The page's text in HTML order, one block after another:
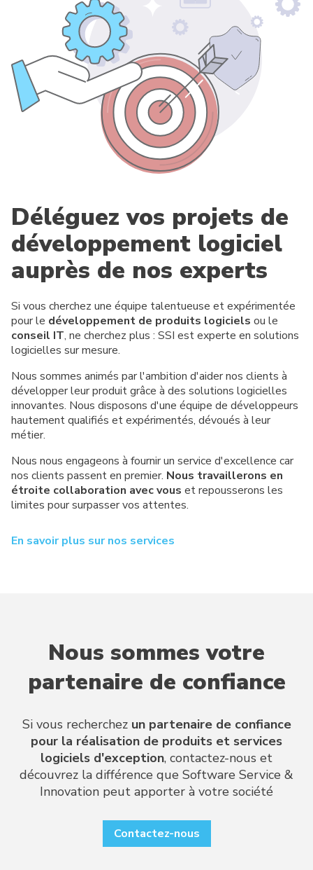
Déléguez vos projets de
développement logiciel
auprès de nos experts
Si vous cherchez une équipe talentueuse et expérimentée
pour le développement de produits logiciels ou le
conseil IT, ne cherchez plus : SSI est experte en solutions
logicielles sur mesure.
Nous sommes animés par l'ambition d'aider nos clients à
développer leur produit grâce à des solutions logicielles
innovantes. Nous disposons d'une équipe de développeurs
hautement qualifiés et expérimentés, dévoués à leur
métier.
Nous nous engageons à fournir un service d'excellence car
nos clients passent en premier. Nous travaillerons en
étroite collaboration avec vous et repousserons les
limites pour surpasser vos attentes.
En savoir plus sur nos services
Nous sommes votre
partenaire de confiance
Si vous recherchez un partenaire de confiance
pour la réalisation de produits et services
logiciels d'exception, contactez-nous et
découvrez la différence que Software Service &
Innovation peut apporter à votre société
Contactez-nous